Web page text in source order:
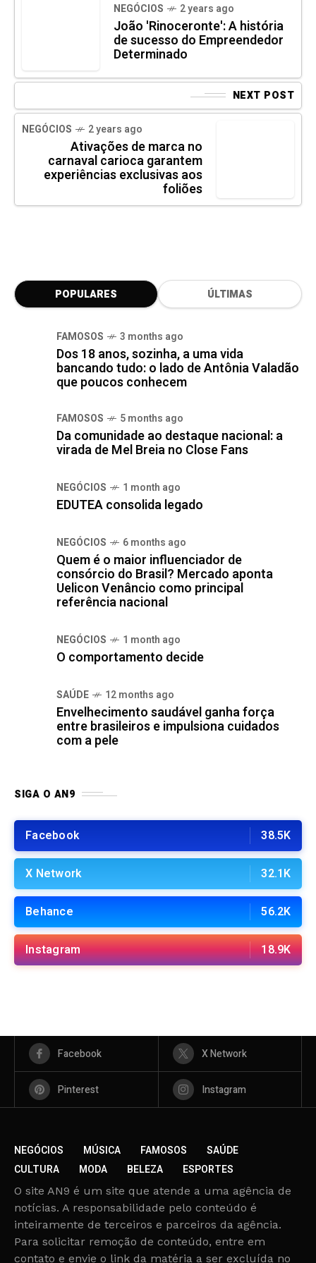
NEGÓCIOS 2 years ago
João 'Rinoceronte': A história
de sucesso do Empreendedor
Determinado
NEXT POST
NEGÓCIOS 2 years ago
Ativações de marca no
carnaval carioca garantem
experiências exclusivas aos
foliões
POPULARES ÚLTIMAS
FAMOSOS 3 months ago
Dos 18 anos, sozinha, a uma vida
bancando tudo: o lado de Antônia Valadão
que poucos conhecem
FAMOSOS 5 months ago
Da comunidade ao destaque nacional: a
virada de Mel Breia no Close Fans
NEGÓCIOS 1 month ago
EDUTEA consolida legado
NEGÓCIOS 6 months ago
Quem é o maior influenciador de
consórcio do Brasil? Mercado aponta
Uelicon Venâncio como principal
referência nacional
NEGÓCIOS 1 month ago
O comportamento decide
SAÚDE 12 months ago
Envelhecimento saudável ganha força
entre brasileiros e impulsiona cuidados
com a pele
SIGA O AN9
Facebook 38.5K
X Network 32.1K
Behance 56.2K
Instagram 18.9K
Facebook X Network
Pinterest Instagram
NEGÓCIOS MÚSICA FAMOSOS
SAÚDE
CULTURA
MODA BELEZA ESPORTES
O site AN9 é um site que atende a uma agência de
notícias. A responsabilidade pelo conteúdo é
inteiramente de terceiros e parceiros da agência.
Para solicitar remoção de conteúdo, entre em
contato e envie o link da matéria a ser excluída no